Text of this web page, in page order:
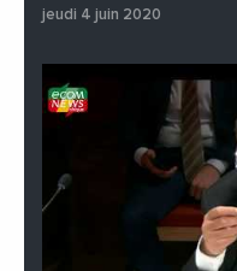
jeudi 4 juin 2020